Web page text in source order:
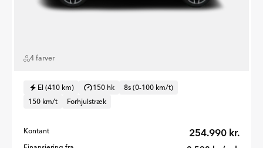
4 farver
El (410 km) 150 hk
8s (0-100 km/t)
150 km/t
Forhjulstræk
Kontant 254.990 kr.